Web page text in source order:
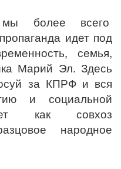
более всего
идет под
семья,
Марий Эл. Здесь
за КПРФ и вся
и социальной
как совхоз
народное